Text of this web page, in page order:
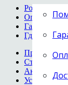
Розница и
Оплата
Гарантия и
Где купить
Стримеры
Усилители